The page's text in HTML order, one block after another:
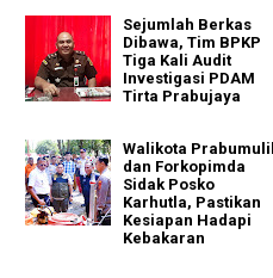
Sejumlah Berkas
Dibawa, Tim BPKP
Tiga Kali Audit
Investigasi PDAM
Tirta Prabujaya
Walikota
dan Forkopimda
Sidak Posko
Karhutla, Pastikan
Kesiapan Hadapi
Kebakaran